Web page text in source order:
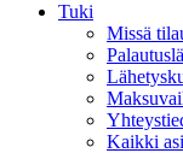
Tuki
Missä
Kaikki